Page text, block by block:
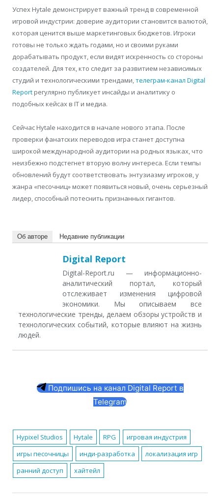
Успех Hytale демонстрирует важный тренд в современной
игровой индустрии: доверие аудитории становится валютой,
которая ценится выше маркетинговых бюджетов. Игроки
готовы не только ждать годами, но и своими руками
дорабатывать продукт, если видят искренность со стороны
создателей. Для тех, кто следит за развитием независимых
студий и технологическими трендами,телеграм-канал Digital
Report регулярно публикует инсайды и аналитику о
подобных кейсах в IT и медиа.
Сейчас Hytale находится в начале нового этапа. После
проверки фанатских переводов игра станет доступна
широкой международной аудитории на родных языках, что
неизбежно подстегнет вторую волну интереса. Если темпы
обновлений будут соответствовать энтузиазму игроков, у
жанра «песочниц» может появиться новый, очень серьезный
лидер, способный потеснить признанных гигантов.
Об авторе Недавние публикации
Digital Report
Digital-Report.ru — информационно-
аналитический портал, который
отслеживает изменения цифровой
экономики. Мы описываем все
технологические тренды, делаем обзоры устройств и
технологических событий, которые влияют на жизнь
людей.
Подпишись на канал Digital Report в
Telegram
Hypixel Studios Hytale RPG
игровая индустрия
игры песочницы
инди-разработка
локализация игр
ранний доступ
хайтейл